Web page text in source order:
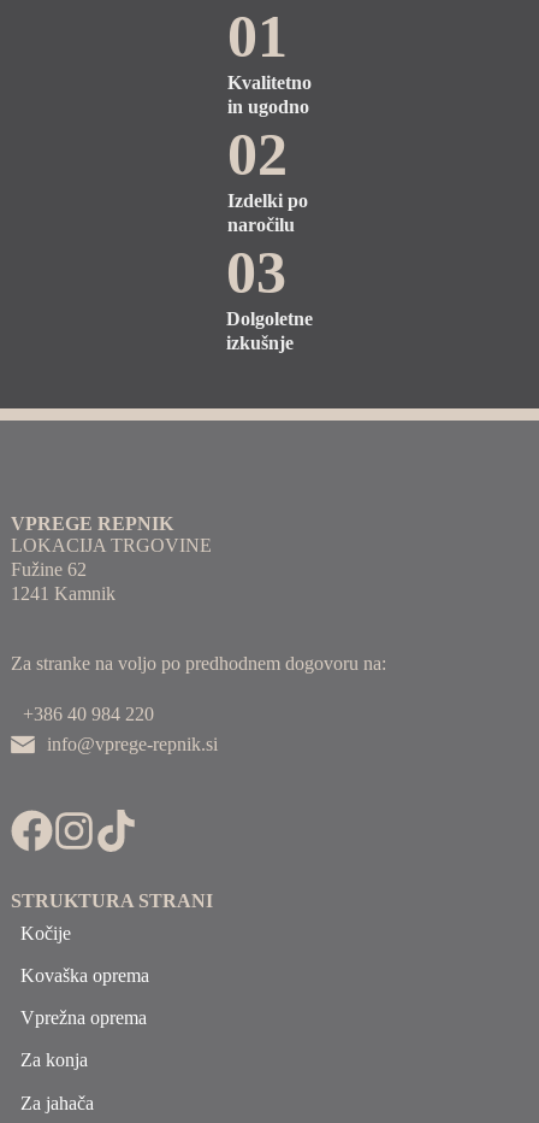
01
Kvalitetno
in ugodno
02
Izdelki po
naročilu
03
Dolgoletne
izkušnje
VPREGE REPNIK
LOKACIJA TRGOVINE
Fužine 62
1241 Kamnik
Za stranke na voljo po predhodnem dogovoru na:
+386 40 984 220
info@vprege-repnik.si
STRUKTURA STRANI
Kočije
Kovaška oprema
Vprežna oprema
Za konja
Za jahača